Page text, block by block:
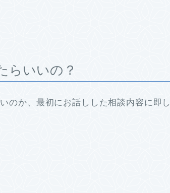
らいいの？
のか、最初にお話しした相談内容に即し